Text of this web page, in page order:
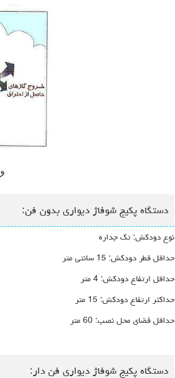
دستگاه پکیج شوفاژ دیواری بدون فن:
نوع دودکش: تک جداره
حداقل قطر دودکش: 15 سانتی متر
حداقل ارتفاع دودکش: 4 متر
حداکثر ارتفاع دودکش: 15 متر
حداقل فضای محل نصب: 60 متر
دستگاه پکیج شوفاژ دیواری فن دار: